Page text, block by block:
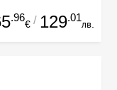
.96
€ / 129.01
лв.